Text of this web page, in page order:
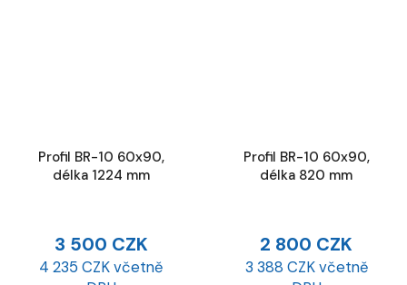
Profil BR-10 60x90,
délka 1224 mm
3 500 CZK
4 235 CZK včetně
Profil BR-10 60x90,
délka 820 mm
2 800 CZK
3 388 CZK včetně